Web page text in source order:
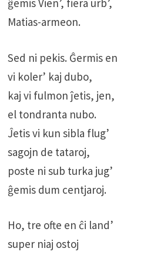
ĝemis Vien’, fiera urb’,
Matias-armeon.
Sed ni pekis. Ĝermis en
vi koler’ kaj dubo,
kaj vi fulmon ĵetis, jen,
el tondranta nubo.
Ĵetis vi kun sibla flug’
sagojn de tataroj,
poste ni sub turka jug’
ĝemis dum centjaroj.
Ho, tre ofte en ĉi land’
super niaj ostoj